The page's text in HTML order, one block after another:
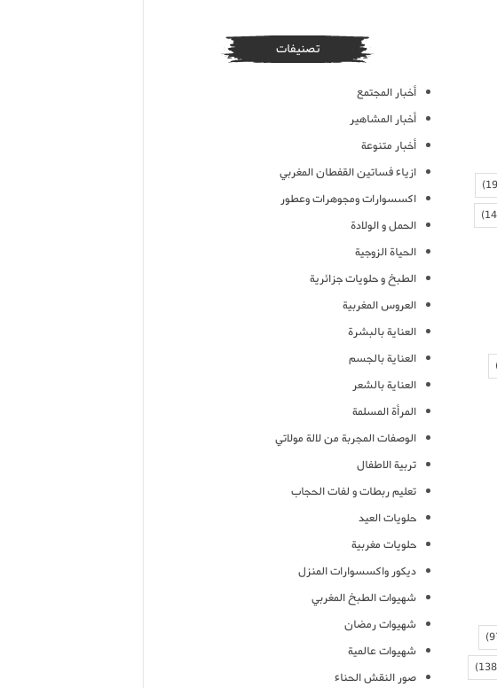
تصنيفات
أخبار المجتمع
أخبار المشاهير
أخبار متنوعة
ازياء فساتين القفطان المغربي
اكسسوارات ومجوهرات وعطور
الحمل و الولادة
الحياة الزوجية
الطبخ و حلويات جزائرية
العروس المغربية
العناية بالبشرة
العناية بالجسم
العناية بالشعر
المرأة المسلمة
الوصفات المجربة من لالة مولاتي
تربية الاطفال
تعليم ربطات و لفات الحجاب
حلويات العيد
حلويات مغربية
ديكور واكسسوارات المنزل
شهيوات الطبخ المغربي
شهيوات رمضان
شهيوات عالمية
صور النقش الحناء